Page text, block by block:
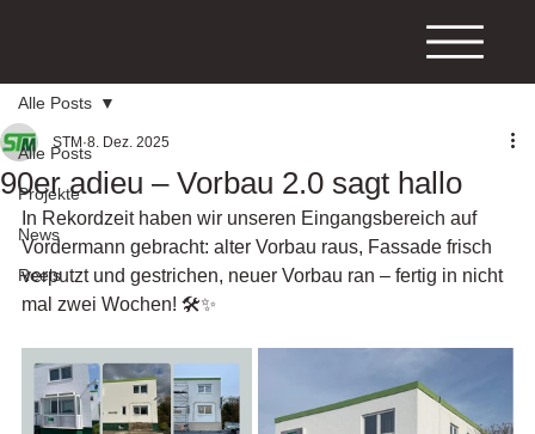
Alle Posts
Projekte
News
Reels
Alle Posts
90er adieu – Vorbau 2.0 sagt hallo
STM 8. Dez. 2025
In Rekordzeit haben wir unseren Eingangsbereich auf
Vordermann gebracht: alter Vorbau raus, Fassade frisch
verputzt und gestrichen, neuer Vorbau ran – fertig in nicht
mal zwei Wochen! 🛠️✨